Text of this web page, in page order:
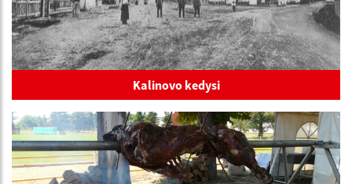
Kalinovo kedysi